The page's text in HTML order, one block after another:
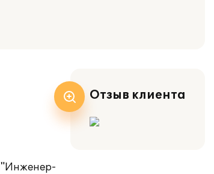
"Инженер-
Отзыв клиента